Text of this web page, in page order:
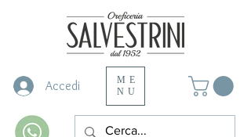
Accedi
ME
NU